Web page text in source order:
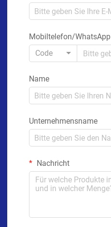
Mobiltelefon/WhatsApp
Code
Name
Unternehmensname
Nachricht